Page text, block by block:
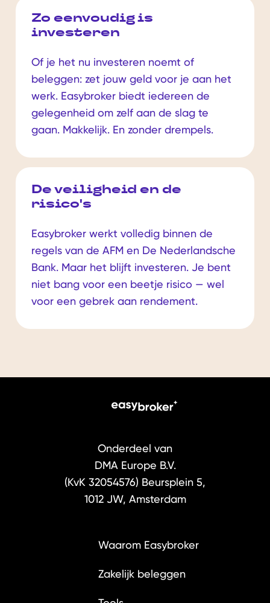
Zo eenvoudig is
investeren
Of je het nu investeren noemt of
beleggen: zet jouw geld voor je aan het
werk. Easybroker biedt iedereen de
gelegenheid om zelf aan de slag te
gaan. Makkelijk. En zonder drempels.
De veiligheid en de
risico's
Easybroker werkt volledig binnen de
regels van de AFM en De Nederlandsche
Bank. Maar het blijft investeren. Je bent
niet bang voor een beetje risico — wel
voor een gebrek aan rendement.
Onderdeel van
DMA Europe B.V.
(KvK 32054576) Beursplein 5,
1012 JW, Amsterdam
Waarom Easybroker
Zakelijk beleggen